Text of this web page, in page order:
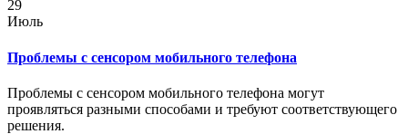
29
Июль
Проблемы с сенсором мобильного телефона
Проблемы с сенсором мобильного телефона могут
проявляться разными способами и требуют соответствующего
решения.